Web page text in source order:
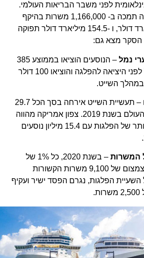
לפני משבר הבריאות העולמי.
בשנת 2019, התעשייה תמכה ב- 1,166,000 משרות בהיקף
שכר של 50.53 מיליארד דולר, ו -154.5 מיליארד דולר תפוקה
מצא גם:
נמל
– הנוסעים הוציאו בממוצע 385
דולר לנוסע בערי נמל לפני היציאה להפלגה והוציאו 100 דולר
השייט.
– תעשיית השייט אירחה בסך הכל 29.7
מיליון נוסעים ברחבי העולם בשנת 2019. צפון אמריקה מהווה
את השיעור הגבוה ביותר של הפלגות עם 15.4 מיליון נוסעים
– בשנת 2020, כל 1% של
אובדן נוסעים הביא לצמצום של 9,100 משרות הקשורות
הפלגות, נגרם הפסד ישיר ועקיף